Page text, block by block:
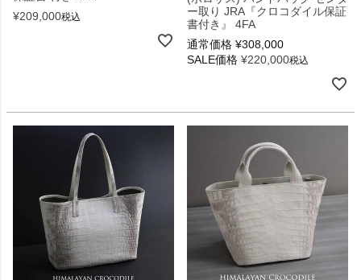
¥209,000税込
ー取り JRA『クロコダイル保証
書付き』 4FA
通常価格 ¥308,000
SALE価格 ¥220,000税込